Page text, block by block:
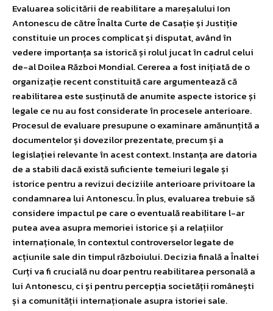
Evaluarea solicitării de reabilitare a mareșalului Ion
Antonescu de către Înalta Curte de Casație și Justiție
constituie un proces complicat și disputat, având în
vedere importanța sa istorică și rolul jucat în cadrul celui
de-al Doilea Război Mondial. Cererea a fost inițiată de o
organizație recent constituită care argumentează că
reabilitarea este susținută de anumite aspecte istorice și
legale ce nu au fost considerate în procesele anterioare.
Procesul de evaluare presupune o examinare amănunțită a
documentelor și dovezilor prezentate, precum și a
legislației relevante în acest context. Instanța are datoria
de a stabili dacă există suficiente temeiuri legale și
istorice pentru a revizui deciziile anterioare privitoare la
condamnarea lui Antonescu. În plus, evaluarea trebuie să
considere impactul pe care o eventuală reabilitare l-ar
putea avea asupra memoriei istorice și a relațiilor
internaționale, în contextul controverselor legate de
acțiunile sale din timpul războiului. Decizia finală a Înaltei
Curți va fi crucială nu doar pentru reabilitarea personală a
lui Antonescu, ci și pentru percepția societății românești
și a comunității internaționale asupra istoriei sale.